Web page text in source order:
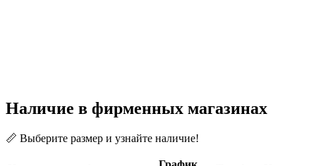
Наличие в фирменных магазинах
📏 Выберите размер и узнайте наличие!